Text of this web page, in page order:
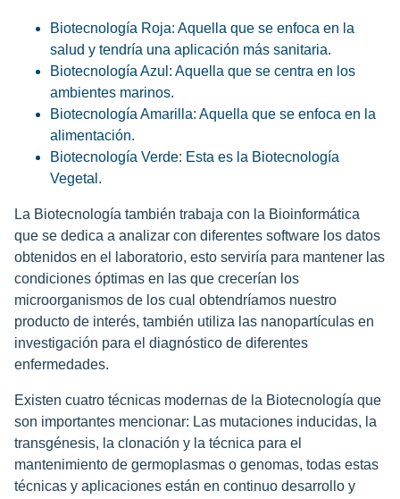
Biotecnología Roja: Aquella que se enfoca en la
salud y tendría una aplicación más sanitaria.
Biotecnología Azul: Aquella que se centra en los
ambientes marinos.
Biotecnología Amarilla: Aquella que se enfoca en la
alimentación.
Biotecnología Verde: Esta es la Biotecnología
Vegetal.
La Biotecnología también trabaja con la Bioinformática
que se dedica a analizar con diferentes software los datos
obtenidos en el laboratorio, esto serviría para mantener las
condiciones óptimas en las que crecerían los
microorganismos de los cual obtendríamos nuestro
producto de interés, también utiliza las nanopartículas en
investigación para el diagnóstico de diferentes
enfermedades.
Existen cuatro técnicas modernas de la Biotecnología que
son importantes mencionar: Las mutaciones inducidas, la
transgénesis, la clonación y la técnica para el
mantenimiento de germoplasmas o genomas, todas estas
técnicas y aplicaciones están en continuo desarrollo y